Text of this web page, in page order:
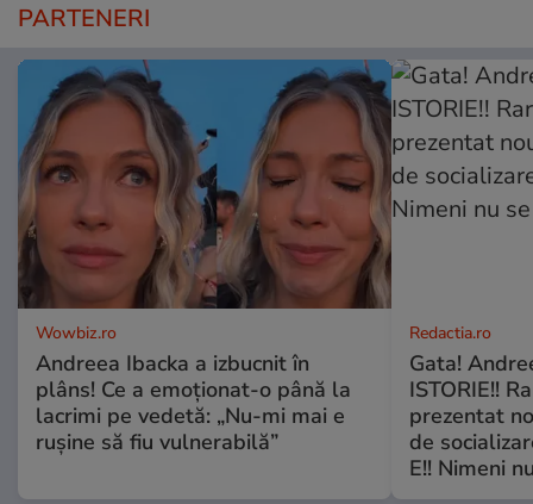
PARTENERI
Wowbiz.ro
Andreea Ibacka a izbucnit în
plâns! Ce a emoționat-o până la
lacrimi pe vedetă: „Nu-mi mai e
rușine să fiu vulnerabilă”
Redactia.ro
Gata!
ISTORIE!!
prezentat
de
E!! Nimeni